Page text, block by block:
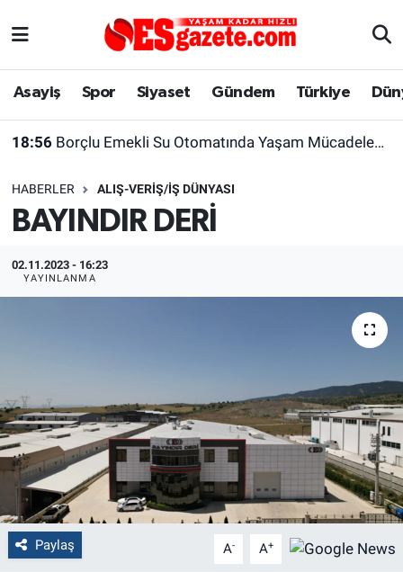
Asayiş Spor Siyaset Gündem Türkiye
18:56 Borçlu Emekli Su Otomatında Yaşam Mücadelesi Veriyor
HABERLER ALIŞ-VERIŞ/İŞ DÜNYASI
BAYINDIR DERİ
02.11.2023 - 16:23
YAYINLANMA
Paylaş A- A+
Asayiş
Gündem
Dünya
Yaşam
Eskişehirspor Arşivi
Röportaj
Politika
Bilecik
Kütahya
Eskişehir Nöbetçi Eczaneler
Süper Lig Puan Durumu ve Fikstür
Son Dakika Haberleri